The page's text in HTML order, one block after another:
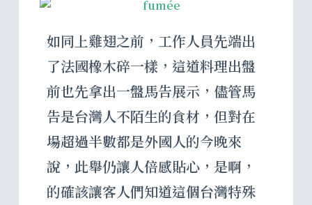
如同上雞翅之前，工作人員先端出
了法國橡木碎一樣，這道料理出盤
前也先拿出一盤馬告展示，儘管馬
告是台灣人不陌生的食材，但對在
場超過半數都是外國人的今晚來
說，此舉仍讓人倍感貼心，是啊，
的確該讓客人們知道這個台灣特殊